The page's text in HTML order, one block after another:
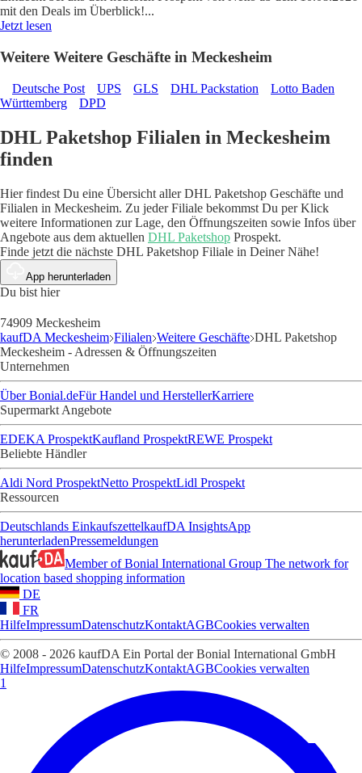
mit den Deals im Überblick!...
Jetzt lesen
Weitere Weitere Geschäfte in Meckesheim
Deutsche Post UPS GLS DHL Packstation
Lotto Baden
Württemberg
DPD
DHL Paketshop Filialen in Meckesheim
finden
Hier findest Du eine Übersicht aller DHL Paketshop Geschäfte und
Filialen in Meckesheim. Zu jeder Filiale bekommst Du per Klick
weitere Informationen zur Lage, den Öffnungszeiten sowie Infos über
Angebote aus dem aktuellen DHL Paketshop Prospekt.
Finde jetzt die nächste DHL Paketshop Filiale in Deiner Nähe!
App herunterladen
Du bist hier
74909 Meckesheim
kaufDA Meckesheim Filialen Weitere Geschäfte DHL Paketshop
Meckesheim - Adressen & Öffnungszeiten
Unternehmen
Über Bonial.deFür Handel und HerstellerKarriere
Supermarkt Angebote
EDEKA ProspektKaufland ProspektREWE Prospekt
Beliebte Händler
Aldi Nord ProspektNetto ProspektLidl Prospekt
Ressourcen
Deutschlands EinkaufszettelkaufDA InsightsApp
herunterladenPressemeldungen
Member of Bonial International Group The network for
location based shopping information
DE
FR
HilfeImpressumDatenschutzKontaktAGBCookies verwalten
© 2008 - 2026 kaufDA Ein Portal der Bonial International GmbH
HilfeImpressumDatenschutzKontaktAGBCookies verwalten
1